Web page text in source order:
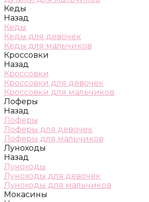
Кеды
Назад
Кеды
Кеды для девочек
Кеды для мальчиков
Кроссовки
Назад
Кроссовки
Кроссовки для девочек
Кроссовки для мальчиков
Лоферы
Назад
Лоферы
Лоферы для девочек
Лоферы для мальчиков
Луноходы
Назад
Луноходы
Луноходы для девочек
Луноходы для мальчиков
Мокасины